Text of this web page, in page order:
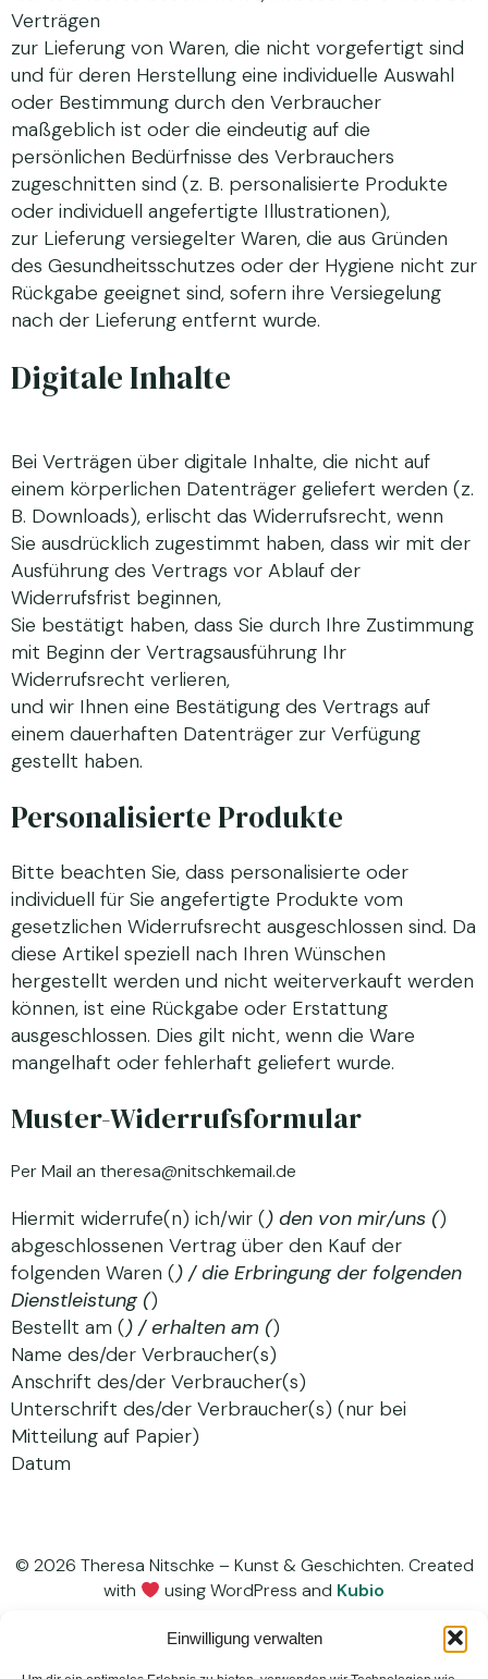
Einwilligung verwalten
Verträgen
zur Lieferung von Waren, die nicht vorgefertigt sind
und für deren Herstellung eine individuelle Auswahl
oder Bestimmung durch den Verbraucher
maßgeblich ist oder die eindeutig auf die
persönlichen Bedürfnisse des Verbrauchers
zugeschnitten sind (z. B. personalisierte Produkte
oder individuell angefertigte Illustrationen),
zur Lieferung versiegelter Waren, die aus Gründen
des Gesundheitsschutzes oder der Hygiene nicht zur
Rückgabe geeignet sind, sofern ihre Versiegelung
nach der Lieferung entfernt wurde.
Digitale Inhalte
Bei Verträgen über digitale Inhalte, die nicht auf
einem körperlichen Datenträger geliefert werden (z.
B. Downloads), erlischt das Widerrufsrecht, wenn
Sie ausdrücklich zugestimmt haben, dass wir mit der
Ausführung des Vertrags vor Ablauf der
Widerrufsfrist beginnen,
Sie bestätigt haben, dass Sie durch Ihre Zustimmung
mit Beginn der Vertragsausführung Ihr
Widerrufsrecht verlieren,
und wir Ihnen eine Bestätigung des Vertrags auf
einem dauerhaften Datenträger zur Verfügung
gestellt haben.
Personalisierte Produkte
Bitte beachten Sie, dass personalisierte oder
individuell für Sie angefertigte Produkte vom
gesetzlichen Widerrufsrecht ausgeschlossen sind. Da
diese Artikel speziell nach Ihren Wünschen
hergestellt werden und nicht weiterverkauft werden
können, ist eine Rückgabe oder Erstattung
ausgeschlossen. Dies gilt nicht, wenn die Ware
mangelhaft oder fehlerhaft geliefert wurde.
Muster-Widerrufsformular
Per Mail an theresa@nitschkemail.de
Hiermit widerrufe(n) ich/wir () den von mir/uns ()
abgeschlossenen Vertrag über den Kauf der
folgenden Waren () / die Erbringung der folgenden
Dienstleistung ()
Bestellt am () / erhalten am ()
Name des/der Verbraucher(s)
Anschrift des/der Verbraucher(s)
Unterschrift des/der Verbraucher(s) (nur bei
Mitteilung auf Papier)
Datum
© 2026 Theresa Nitschke – Kunst & Geschichten. Created
with
using WordPress and Kubio